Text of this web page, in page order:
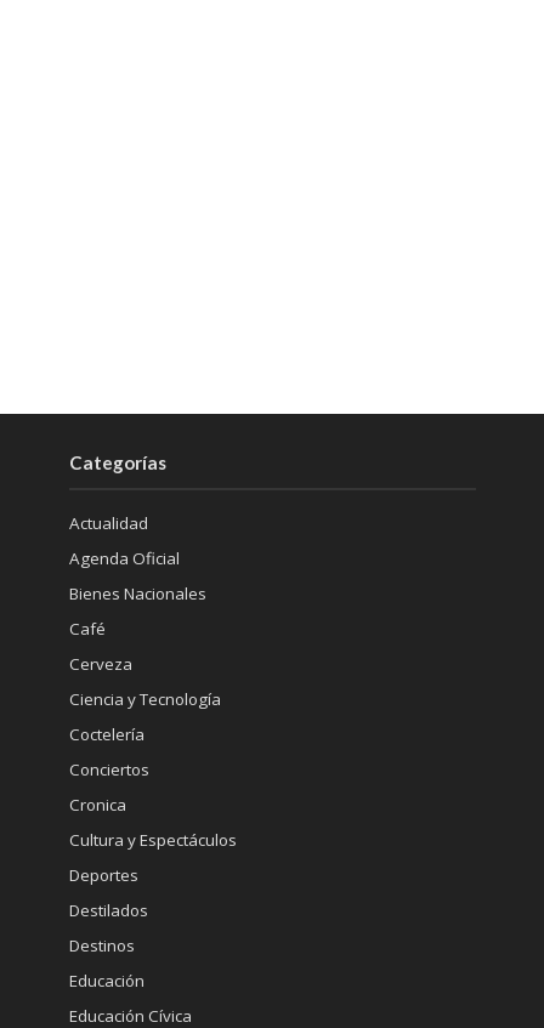
Categorías
Actualidad
Agenda Oficial
Bienes Nacionales
Café
Cerveza
Ciencia y Tecnología
Coctelería
Conciertos
Cronica
Cultura y Espectáculos
Deportes
Destilados
Destinos
Educación
Educación Cívica